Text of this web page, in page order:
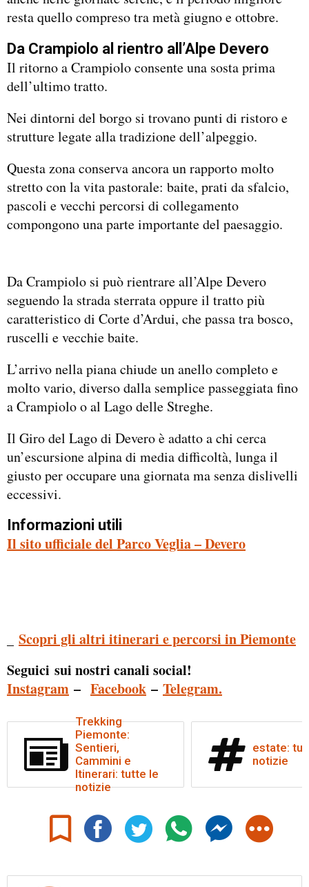
resta quello compreso tra metà giugno e ottobre.
Da Crampiolo al rientro all’Alpe Devero
Il ritorno a Crampiolo consente una sosta prima
dell’ultimo tratto.
Nei dintorni del borgo si trovano punti di ristoro e
strutture legate alla tradizione dell’alpeggio.
Questa zona conserva ancora un rapporto molto
stretto con la vita pastorale: baite, prati da sfalcio,
pascoli e vecchi percorsi di collegamento
compongono una parte importante del paesaggio.
Da Crampiolo si può rientrare all’Alpe Devero
seguendo la strada sterrata oppure il tratto più
caratteristico di Corte d’Ardui, che passa tra bosco,
ruscelli e vecchie baite.
L’arrivo nella piana chiude un anello completo e
molto vario, diverso dalla semplice passeggiata fino
a Crampiolo o al Lago delle Streghe.
Il Giro del Lago di Devero è adatto a chi cerca
un’escursione alpina di media difficoltà, lunga il
giusto per occupare una giornata ma senza dislivelli
eccessivi.
Informazioni utili
Il sito ufficiale del Parco Veglia – Devero
Scopri gli altri itinerari e percorsi in Piemonte
Seguici sui nostri canali social!
Instagram – Facebook – Telegram.
Trekking
Piemonte:
Sentieri,
Cammini e
Itinerari: tutte le
notizie
estate:
notizie